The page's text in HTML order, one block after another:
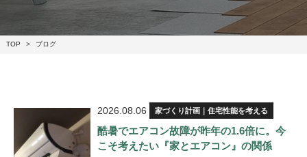
TOP ブログ
2026.08.06 家づくり計画｜住宅性能を考える
酷暑でエアコン故障が昨年の1.6倍に。今
こそ考えたい『家とエアコン』の関係